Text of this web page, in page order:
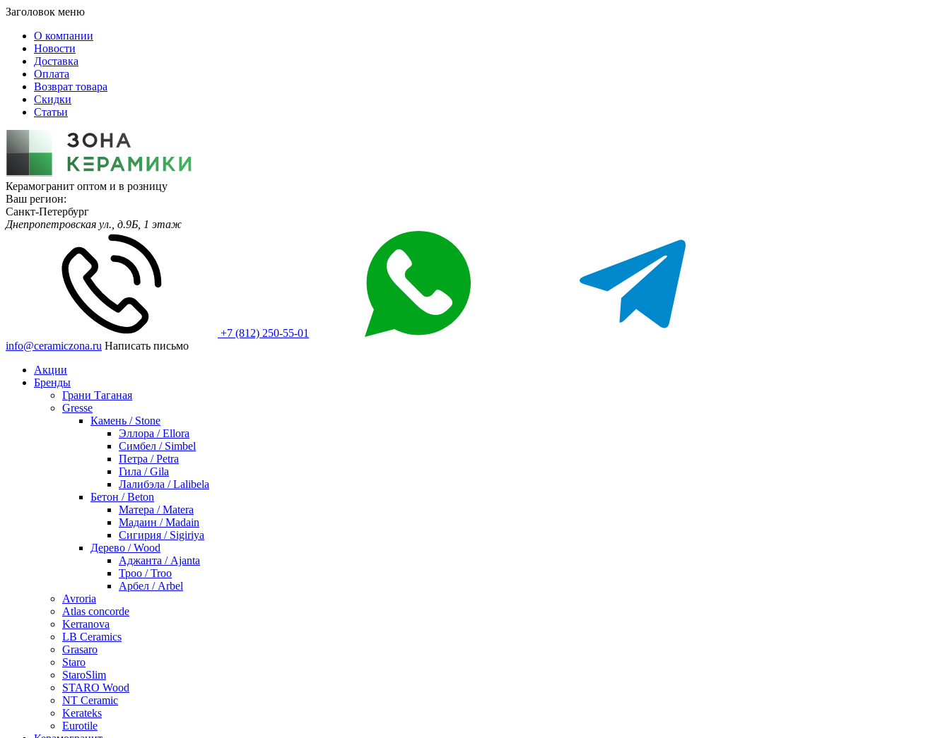
Заголовок меню
О компании
Новости
Доставка
Оплата
Возврат товара
Скидки
Статьи
Керамогранит оптом и в розницу
Ваш регион:
Санкт-Петербург
Днепропетровская ул., д.9Б, 1 этаж
+7 (812) 250-55-01
info@ceramiczona.ru Написать письмо
Акции
Бренды
Грани Таганая
Gresse
Камень / Stone
Эллора / Ellora
Симбел / Simbel
Петра / Petra
Гила / Gila
Лалибэла / Lalibela
Бетон / Beton
Матера / Matera
Мадаин / Madain
Сигирия / Sigiriya
Дерево / Wood
Аджанта / Ajanta
Троо / Troo
Арбел / Arbel
Avroria
Atlas concorde
Kerranova
LB Ceramics
Grasaro
Staro
StaroSlim
STARO Wood
NT Ceramic
Kerateks
Eurotile